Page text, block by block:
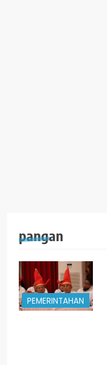
pangan
PEMERINTAHAN